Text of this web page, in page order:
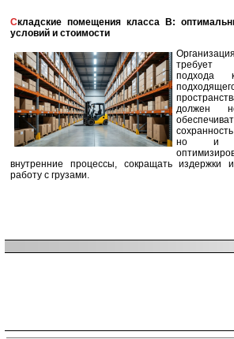
Складские помещения класса B: оптимальный баланс
условий и стоимости
требует
подхода
должен
но и
внутренние процессы, сокращать издержки
работу с грузами.